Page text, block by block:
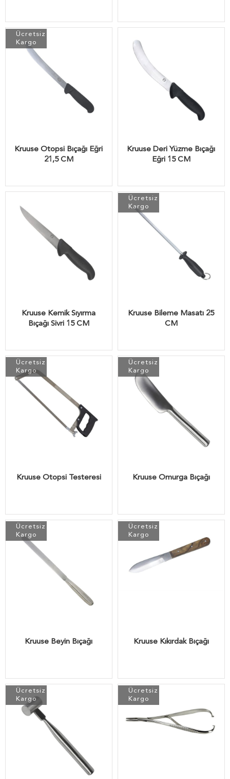
Kruuse Otopsi Bıçağı Eğri
21,5 CM
Ücretsiz
Kargo
Kruuse Deri Yüzme Bıçağı
Eğri 15 CM
Kruuse Kemik Sıyırma
Bıçağı Sivri 15 CM
Kruuse Bileme Masatı 25
CM
Ücretsiz
Kargo
Kruuse Otopsi Testeresi
Ücretsiz
Kargo
Kruuse Omurga Bıçağı
Ücretsiz
Kargo
Kruuse Beyin Bıçağı
Ücretsiz
Kargo
Kruuse Kıkırdak Bıçağı
Ücretsiz
Kargo
Ücretsiz
Kargo
Ücretsiz
Kargo